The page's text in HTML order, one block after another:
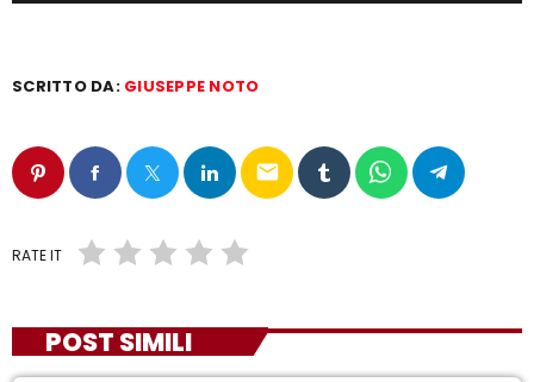
SCRITTO DA: GIUSEPPE NOTO
email
RATE IT
POST SIMILI